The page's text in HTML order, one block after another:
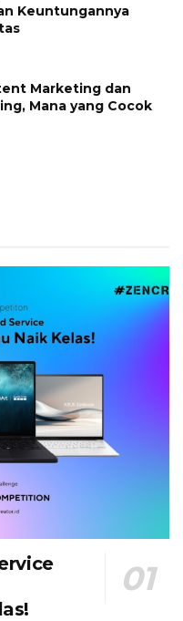
Keuntungannya
Marketing dan
Mana yang Cocok